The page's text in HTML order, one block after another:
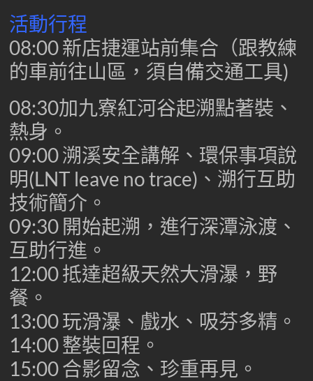
活動行程
08:00 新店捷運站前集合（跟教練
的車前往山區，須自備交通工具)
08:30加九寮紅河谷起溯點著裝、
熱身。
09:00 溯溪安全講解、環保事項說
明(LNT leave no trace)、溯行互助
技術簡介。
09:30 開始起溯，進行深潭泳渡、
互助行進。
12:00 抵達超級天然大滑瀑，野
餐。
13:00 玩滑瀑、戲水、吸芬多精。
14:00 整裝回程。
15:00 合影留念、珍重再見。